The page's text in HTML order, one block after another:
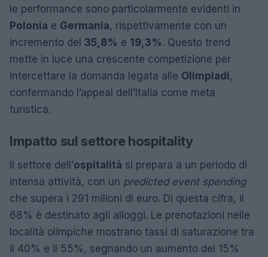
le performance sono particolarmente evidenti in
Polonia e Germania, rispettivamente con un
incremento del 35,8% e 19,3%. Questo trend
mette in luce una crescente competizione per
intercettare la domanda legata alle Olimpiadi,
confermando l’appeal dell’Italia come meta
turistica.
Impatto sul settore hospitality
Il settore dell’ospitalità si prepara a un periodo di
intensa attività, con un predicted event spending
che supera i 291 milioni di euro. Di questa cifra, il
68% è destinato agli alloggi. Le prenotazioni nelle
località olimpiche mostrano tassi di saturazione tra
il 40% e il 55%, segnando un aumento del 15%